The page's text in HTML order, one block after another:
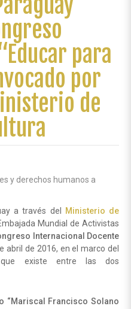
para
por
de
y derechos humanos a
a través del
Ministerio de
Mundial de Activistas
Internacional Docente
abril de 2016, en el marco del
que existe entre las dos
“Mariscal Francisco Solano